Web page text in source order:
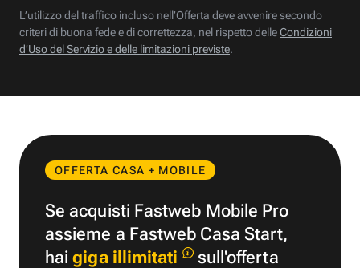
L’utilizzo del traffico incluso nell’Offerta deve avvenire secondo
criteri di buona fede e di correttezza, nel rispetto delleCondizioni
d’Uso del Servizio e delle limitazioni previste.
OFFERTA CASA + MOBILE
Se acquisti Fastweb Mobile Pro
assieme a Fastweb Casa Start,
haigiga illimitati
sull'offerta